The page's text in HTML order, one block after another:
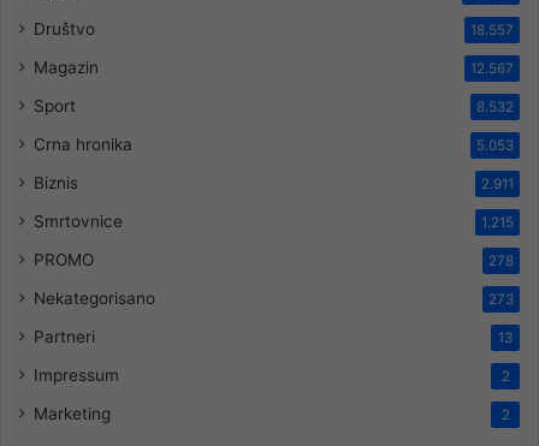
Društvo 18.557
Magazin 12.567
Sport 8.532
Crna hronika 5.053
Biznis 2.911
Smrtovnice 1.215
PROMO 278
Nekategorisano 273
Partneri 13
Impressum 2
Marketing 2